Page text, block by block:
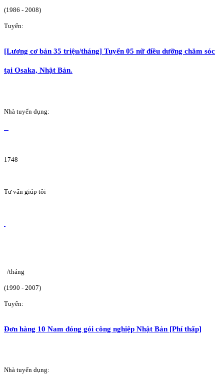
(1986 - 2008)
Tuyển:
[Lương cơ bản 35 triệu/tháng] Tuyển 05 nữ điều dưỡng chăm sóc
tại Osaka, Nhật Bản.
Nhà tuyển dụng:
1748
Tư vấn giúp tôi
/tháng
(1990 - 2007)
Tuyển:
Đơn hàng 10 Nam đóng gói công nghiệp Nhật Bản [Phí thấp]
Nhà tuyển dụng: